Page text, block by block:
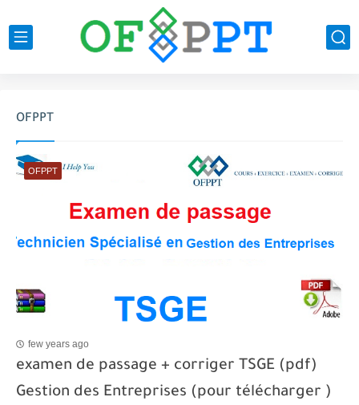
OFPPT
OFPPT
few years ago
examen de passage + corriger TSGE (pdf)
Gestion des Entreprises (pour télécharger )